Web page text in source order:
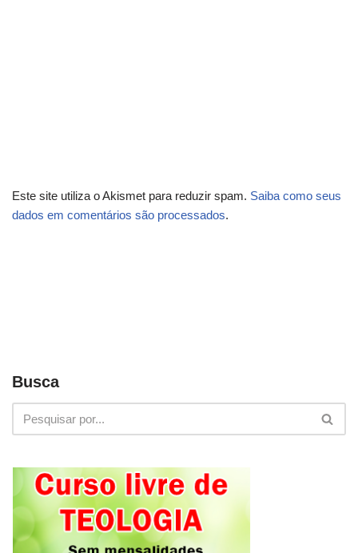
Este site utiliza o Akismet para reduzir spam. Saiba como seus
dados em comentários são processados.
Busca